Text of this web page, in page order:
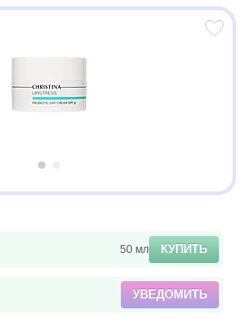
50 мл КУПИТЬ
УВЕДОМИТЬ